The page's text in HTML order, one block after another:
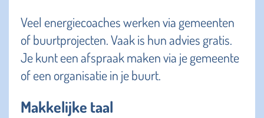
Veel energiecoaches werken via gemeenten
of buurtprojecten. Vaak is hun advies gratis.
Je kunt een afspraak maken via je gemeente
of een organisatie in je buurt.
Makkelijke taal